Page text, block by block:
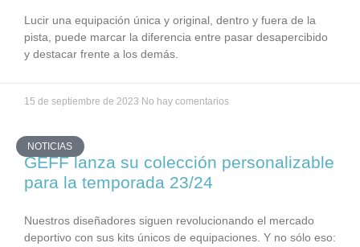
Lucir una equipación única y original, dentro y fuera de la
pista, puede marcar la diferencia entre pasar desapercibido
y destacar frente a los demás.
15 de septiembre de 2023 No hay comentarios
NOTICIAS
GEFF lanza su colección personalizable
para la temporada 23/24
Nuestros diseñadores siguen revolucionando el mercado
deportivo con sus kits únicos de equipaciones. Y no sólo eso: